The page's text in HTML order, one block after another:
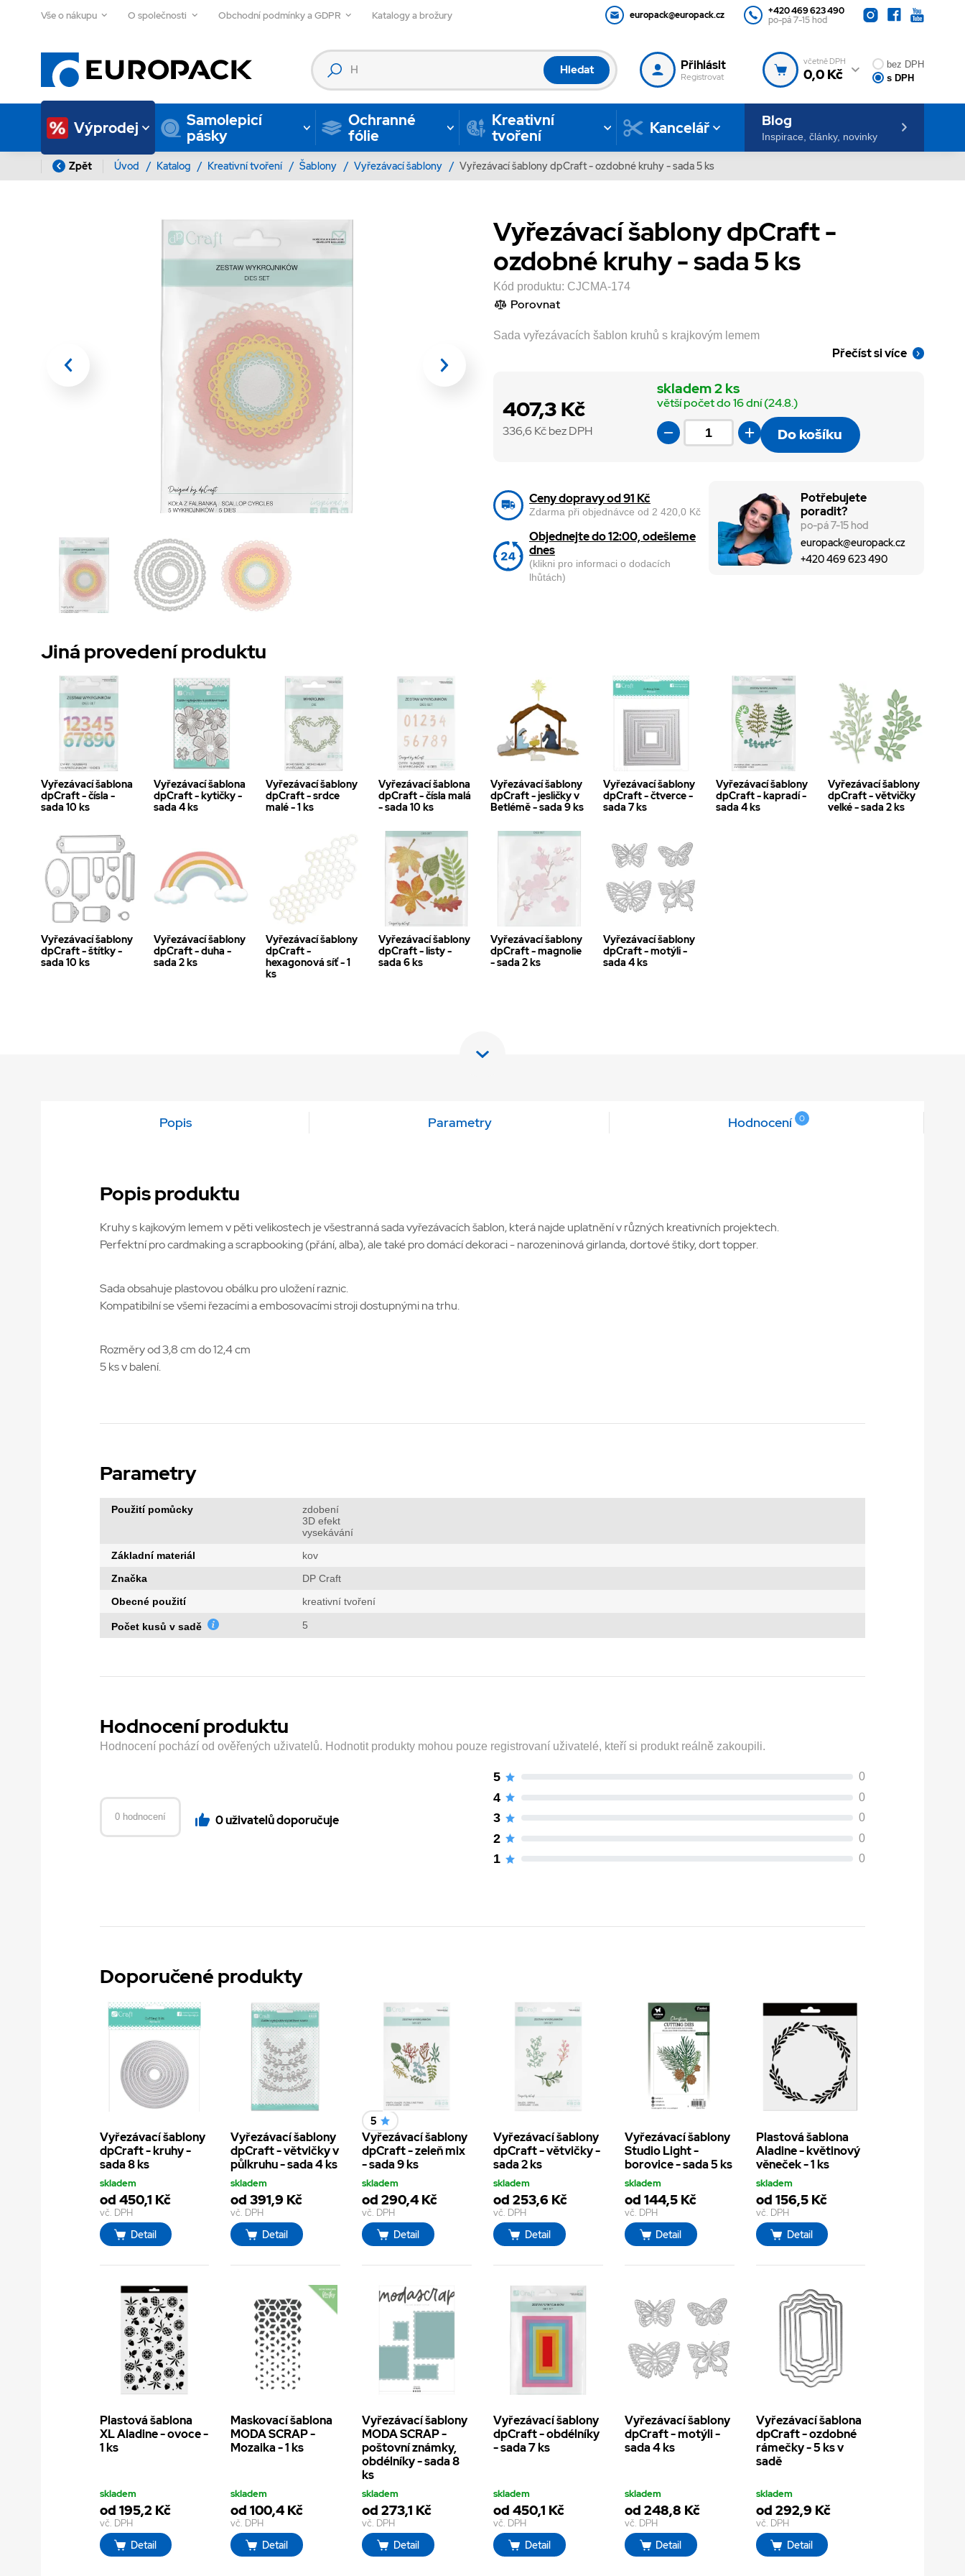
Vše o nákupu O společnosti Obchodní podmínky a GDPR Katalogy a brožury europack@europack.cz
+420 469 623 490
po-pá 7-15 hod
Hledat Přihlásit
Registrovat
včetně DPH
0,0 Kč
bez DPH
s DPH
Výprodej
Samolepicí
pásky
Ochranné
fólie
Kreativní
tvoření
Kancelář Blog
Inspirace, články, novinky
Zpět Úvod / Katalog / Kreativní tvoření / Šablony / Vyřezávací šablony / Vyřezávací šablony dpCraft - ozdobné kruhy - sada 5 ks
Vyřezávací šablony dpCraft -
ozdobné kruhy - sada 5 ks
Kód produktu: CJCMA-174
Porovnat
Sada vyřezávacích šablon kruhů s krajkovým lemem
Přečíst si více
407,3 Kč
336,6 Kč bez DPH
skladem 2 ks
větší počet do 16 dní (24.8.)
Do košíku
Ceny dopravy od 91 Kč
Zdarma při objednávce od 2 420,0 Kč
Objednejte do 12:00, odešleme
dnes
(klikni pro informaci o dodacích
lhůtách)
Potřebujete
poradit?
po-pá 7-15 hod
europack@europack.cz
+420 469 623 490
Jiná provedení produktu
Vyřezávací šablona
dpCraft - čísla -
sada 10 ks
Vyřezávací šablona
dpCraft - kytičky -
sada 4 ks
Vyřezávací šablony
dpCraft - srdce
malé - 1 ks
Vyřezávací šablona
dpCraft - čísla malá
- sada 10 ks
Vyřezávací šablony
dpCraft - jesličky v
Betlémě - sada 9 ks
Vyřezávací šablony
dpCraft - čtverce -
sada 7 ks
Vyřezávací šablony
dpCraft - kapradí -
sada 4 ks
Vyřezávací šablony
dpCraft - větvičky
velké - sada 2 ks
Vyřezávací šablony
dpCraft - štítky -
sada 10 ks
Vyřezávací šablony
dpCraft - duha -
sada 2 ks
Vyřezávací šablony
dpCraft -
hexagonová síť - 1
ks
Vyřezávací šablony
dpCraft - listy -
sada 6 ks
Vyřezávací šablony
dpCraft - magnolie
- sada 2 ks
Vyřezávací šablony
dpCraft - motýli -
sada 4 ks
Popis Parametry Hodnocení 0
Popis produktu
Kruhy s kajkovým lemem v pěti velikostech je všestranná sada vyřezávacích šablon, která najde uplatnění v různých kreativních projektech.
Perfektní pro cardmaking a scrapbooking (přání, alba), ale také pro domácí dekoraci - narozeninová girlanda, dortové štiky, dort topper.
Sada obsahuje plastovou obálku pro uložení raznic.
Kompatibilní se všemi řezacími a embosovacími stroji dostupnými na trhu.
Rozměry od 3,8 cm do 12,4 cm
5 ks v balení.
Parametry
Použití pomůcky
zdobení
3D efekt
vysekávání
Základní materiál
kov
Značka
DP Craft
Obecné použití
kreativní tvoření
Počet kusů v sadě 5
Hodnocení produktu
Hodnocení pochází od ověřených uživatelů. Hodnotit produkty mohou pouze registrovaní uživatelé, kteří si produkt reálně zakoupili.
0 hodnocení 0 uživatelů doporučuje
5 0
4 0
3 0
2 0
1 0
Doporučené produkty
Vyřezávací šablony
dpCraft - kruhy -
sada 8 ks
skladem
od 450,1 Kč
vč. DPH
Detail
Vyřezávací šablony
dpCraft - větvičky v
půlkruhu - sada 4 ks
skladem
od 391,9 Kč
vč. DPH
Detail
5
Vyřezávací šablony
dpCraft - zeleň mix
- sada 9 ks
skladem
od 290,4 Kč
vč. DPH
Detail
Vyřezávací šablony
dpCraft - větvičky -
sada 2 ks
skladem
od 253,6 Kč
vč. DPH
Detail
Vyřezávací šablony
Studio Light -
borovice - sada 5 ks
skladem
od 144,5 Kč
vč. DPH
Detail
Plastová šablona
Aladine - květinový
věneček - 1 ks
skladem
od 156,5 Kč
vč. DPH
Detail
Plastová šablona
XL Aladine - ovoce -
1 ks
skladem
od 195,2 Kč
vč. DPH
Detail
Maskovací šablona
MODA SCRAP -
Mozaika - 1 ks
skladem
od 100,4 Kč
vč. DPH
Detail
Vyřezávací šablony
MODA SCRAP -
poštovní známky,
obdélníky - sada 8
ks
skladem
od 273,1 Kč
vč. DPH
Detail
Vyřezávací šablony
dpCraft - obdélníky
- sada 7 ks
skladem
od 450,1 Kč
vč. DPH
Detail
Vyřezávací šablony
dpCraft - motýli -
sada 4 ks
skladem
od 248,8 Kč
vč. DPH
Detail
Vyřezávací šablona
dpCraft - ozdobné
rámečky - 5 ks v
sadě
skladem
od 292,9 Kč
vč. DPH
Detail